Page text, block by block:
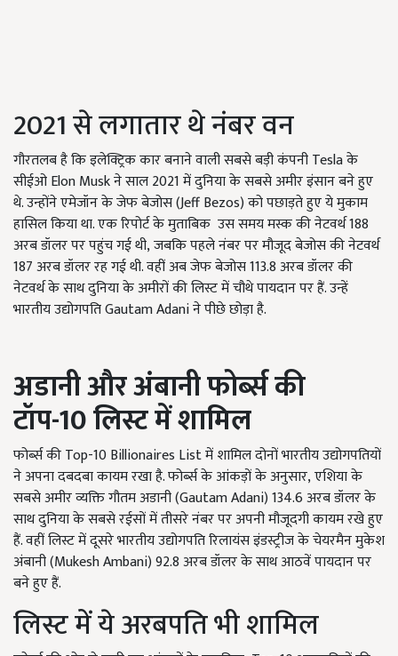
2021 से लगातार थे नंबर वन
गौरतलब है कि इलेक्ट्रिक कार बनाने वाली सबसे बड़ी कंपनीTeslaके
सीईओElon Muskने साल 2021 में दुनिया के सबसे अमीर इंसान बने हुए
थे. उन्होंने एमेजॉन के जेफ बेजोस (Jeff Bezos)को पछाड़ते हुए ये मुकाम
हासिल किया था. एक रिपोर्ट के मुताबिक उस समय मस्क की नेटवर्थ 188
अरब डॉलर पर पहुंच गई थी,जबकि पहले नंबर पर मौजूद बेजोस की नेटवर्थ
187 अरब डॉलर रह गई थी. वहीं अब जेफ बेजोस 113.8 अरब डॉलर की
नेटवर्थ के साथ दुनिया के अमीरों की लिस्ट में चौथे पायदान पर हैं. उन्हें
भारतीय उद्योगपतिGautam Adaniने पीछे छोड़ा है.
अडानी और अंबानी फोर्ब्स की
टॉप-10 लिस्ट में शामिल
फोर्ब्स कीTop-10Billionaires Listमें शामिल दोनों भारतीय उद्योगपतियों
ने अपना दबदबा कायम रखा है. फोर्ब्स के आंकड़ों के अनुसार,एशिया के
सबसे अमीर व्यक्ति गौतम अडानी (Gautam Adani)134.6 अरब डॉलर के
साथ दुनिया के सबसे रईसों में तीसरे नंबर पर अपनी मौजूदगी कायम रखे हुए
हैं. वहीं लिस्ट में दूसरे भारतीय उद्योगपति रिलायंस इंडस्ट्रीज के चेयरमैन मुकेश
अंबानी (Mukesh Ambani)92.8 अरब डॉलर के साथ आठवें पायदान पर
बने हुए हैं.
लिस्ट में ये अरबपति भी शामिल